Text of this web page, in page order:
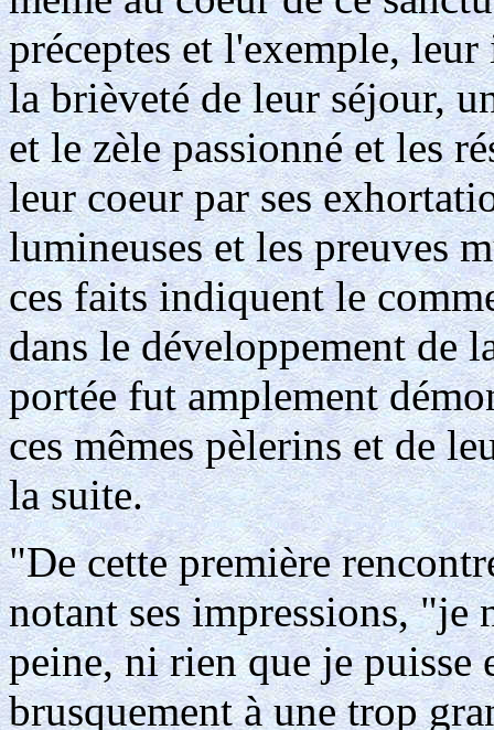
préceptes et l'exemple,
la brièveté de leur séjour,
et le zèle passionné et les
leur coeur par ses
lumineuses et les preuves
ces faits indiquent le
dans le développement de
portée fut amplement
ces mêmes pèlerins et de
la suite.
"De cette première
notant ses impressions,
peine, ni rien que je puisse
brusquement à une trop